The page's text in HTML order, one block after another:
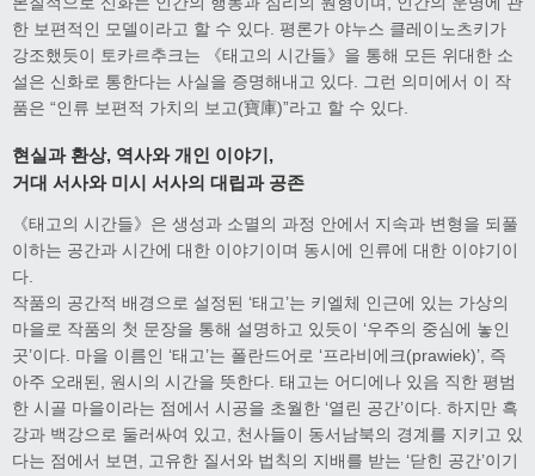
한 보편적인 모델이라고 할 수 있다. 평론가 야누스 클레이노츠키가
강조했듯이 토카르추크는 《태고의 시간들》을 통해 모든 위대한 소
설은 신화로 통한다는 사실을 증명해내고 있다. 그런 의미에서 이 작
품은 “인류 보편적 가치의 보고(寶庫)”라고 할 수 있다.
현실과 환상, 역사와 개인 이야기,
거대 서사와 미시 서사의 대립과 공존
《태고의 시간들》은 생성과 소멸의 과정 안에서 지속과 변형을 되풀
이하는 공간과 시간에 대한 이야기이며 동시에 인류에 대한 이야기이
다.
작품의 공간적 배경으로 설정된 ‘태고’는 키엘체 인근에 있는 가상의
마을로 작품의 첫 문장을 통해 설명하고 있듯이 ‘우주의 중심에 놓인
곳’이다. 마을 이름인 ‘태고’는 폴란드어로 ‘프라비에크(prawiek)’, 즉
아주 오래된, 원시의 시간을 뜻한다. 태고는 어디에나 있음 직한 평범
한 시골 마을이라는 점에서 시공을 초월한 ‘열린 공간’이다. 하지만 흑
강과 백강으로 둘러싸여 있고, 천사들이 동서남북의 경계를 지키고 있
다는 점에서 보면, 고유한 질서와 법칙의 지배를 받는 ‘닫힌 공간’이기